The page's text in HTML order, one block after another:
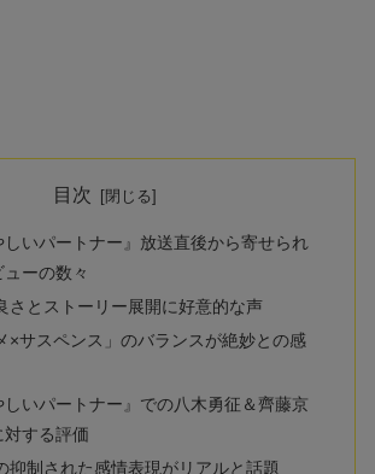
目次
しいパートナー』放送直後から寄せられ
ーの数々
さとストーリー展開に好意的な声
×サスペンス」のバランスが絶妙との感
しいパートナー』での八木勇征＆齊藤京
する評価
抑制された感情表現がリアルと話題